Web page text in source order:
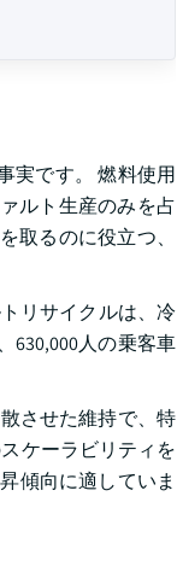
実です。 燃料使用
ルト生産のみを占
取るのに役立つ、
リサイクルは、冷
630,000人の乗客車
させた維持で、特
ケーラビリティを
傾向に適していま